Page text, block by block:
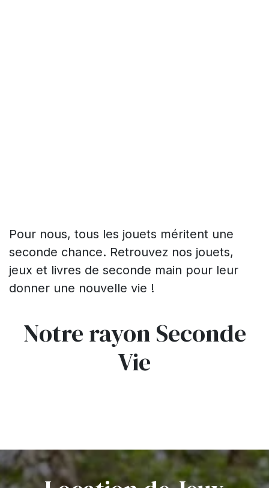
Pour nous, tous les jouets méritent une
seconde chance. Retrouvez nos jouets,
jeux et livres de seconde main pour leur
donner une nouvelle vie !
Notre rayon Seconde
Vie